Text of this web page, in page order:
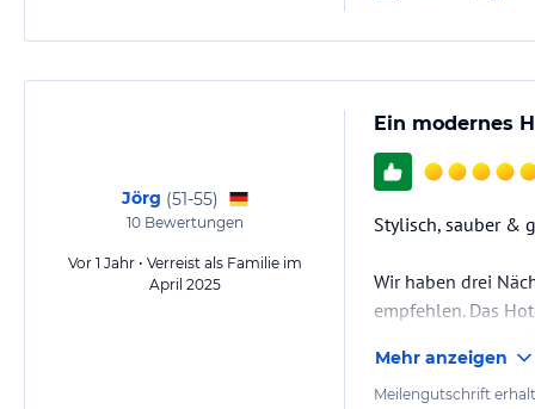
Jörg (51-55)
10 Bewertungen
Vor 1 Jahr • Verreist als Familie im
April 2025
Ein modernes
Stylisch, sauber &
Wir haben drei
empfehlen. Das
Das Hotel ist
Mehr anzeigen
Meilengutschrift